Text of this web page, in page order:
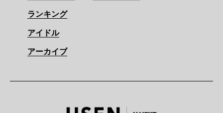
ランキング
アイドル
アーカイブ